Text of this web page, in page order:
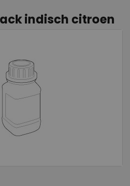
indisch citroen